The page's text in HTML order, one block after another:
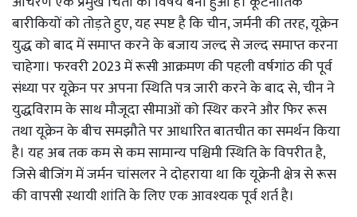
बारीकियों को तोड़ते हुए, यह स्पष्ट है कि चीन, जर्मनी की तरह, यूक्रेन
युद्ध को बाद में समाप्त करने के बजाय जल्द से जल्द समाप्त करना
चाहेगा। फरवरी 2023 में रूसी आक्रमण की पहली वर्षगांठ की पूर्व
संध्या पर यूक्रेन पर अपना स्थिति पत्र जारी करने के बाद से, चीन ने
युद्धविराम के साथ मौजूदा सीमाओं को स्थिर करने और फिर रूस
तथा यूक्रेन के बीच समझौते पर आधारित बातचीत का समर्थन किया
है। यह अब तक कम से कम सामान्य पश्चिमी स्थिति के विपरीत है,
जिसे बीजिंग में जर्मन चांसलर ने दोहराया था कि यूक्रेनी क्षेत्र से रूस
की वापसी स्थायी शांति के लिए एक आवश्यक पूर्व शर्त है।